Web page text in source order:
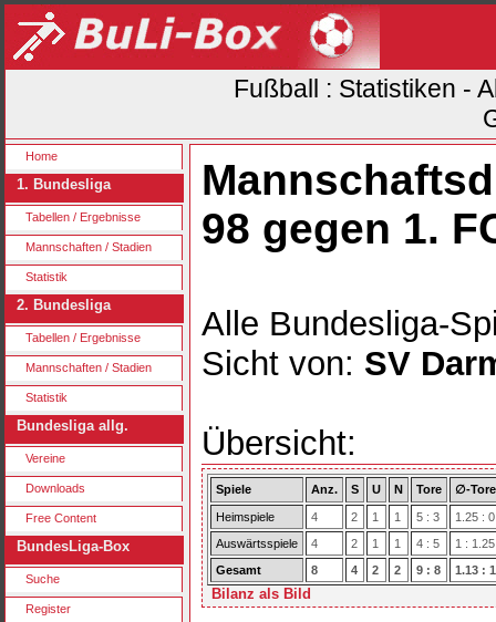
Fußball : Statistiken -
Home
1. Bundesliga
Tabellen / Ergebnisse
Mannschaften / Stadien
Statistik
2. Bundesliga
Tabellen / Ergebnisse
Mannschaften / Stadien
Statistik
Bundesliga allg.
Vereine
Downloads
Free Content
BundesLiga-Box
Suche
Register
98 gegen 1.
Alle Bundesliga-
Sicht von: SV
Übersicht:
Spiele Anz. S U N Tore ∅-Tore
Heimspiele 4 2 1 1 5 : 3
1.25 :
Auswärtsspiele
4 2 1 1 4 : 5
1 : 1.25
Gesamt
8 4 2 2 9 : 8 1.13 : 1
Bilanz als Bild